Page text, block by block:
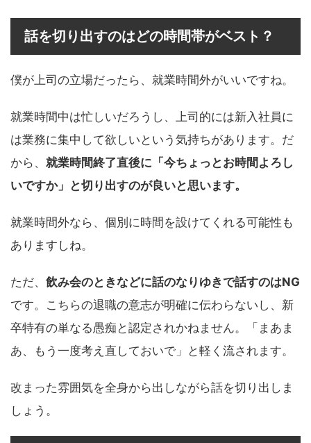
話を切り出すのはどの時間帯がベスト？
僕が上司の立場だったら、就業時間外がいいですね。
就業時間中は忙しいだろうし、上司的には新入社員に
は業務に集中して欲しいという気持ちがあります。だ
から、 就業時間終了直後に「今ちょっとお時間よろし
いですか」と切り出すのが良いと思います。
就業時間外なら、個別に時間を設けてくれる可能性も
ありますしね。
ただ、 飲み会のときなどに話のなりゆきで話すのはNG
です。こちらの退職の意志が明確に伝わらないし、新
卒特有の単なる愚痴と認定されかねません。「まあま
あ、もう一度考え直しておいで」と軽く流されます。
改まった雰囲気を全身から出しながら話を切り出しま
しょう。